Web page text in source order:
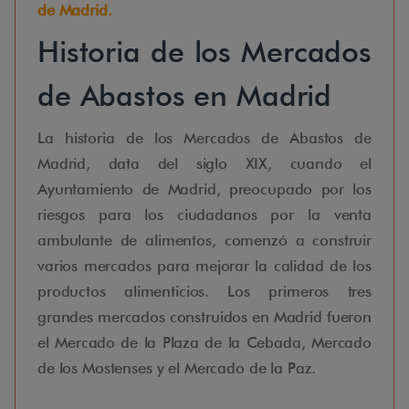
de Madrid.
Historia de los Mercados
de Abastos en Madrid
La historia de los Mercados de Abastos de
Madrid, data del siglo XIX, cuando el
Ayuntamiento de Madrid, preocupado por los
riesgos para los ciudadanos por la venta
ambulante de alimentos, comenzó a construir
varios mercados para mejorar la calidad de los
productos alimenticios. Los primeros tres
grandes mercados construidos en Madrid fueron
el Mercado de la Plaza de la Cebada, Mercado
de los Mostenses y el Mercado de la Paz.